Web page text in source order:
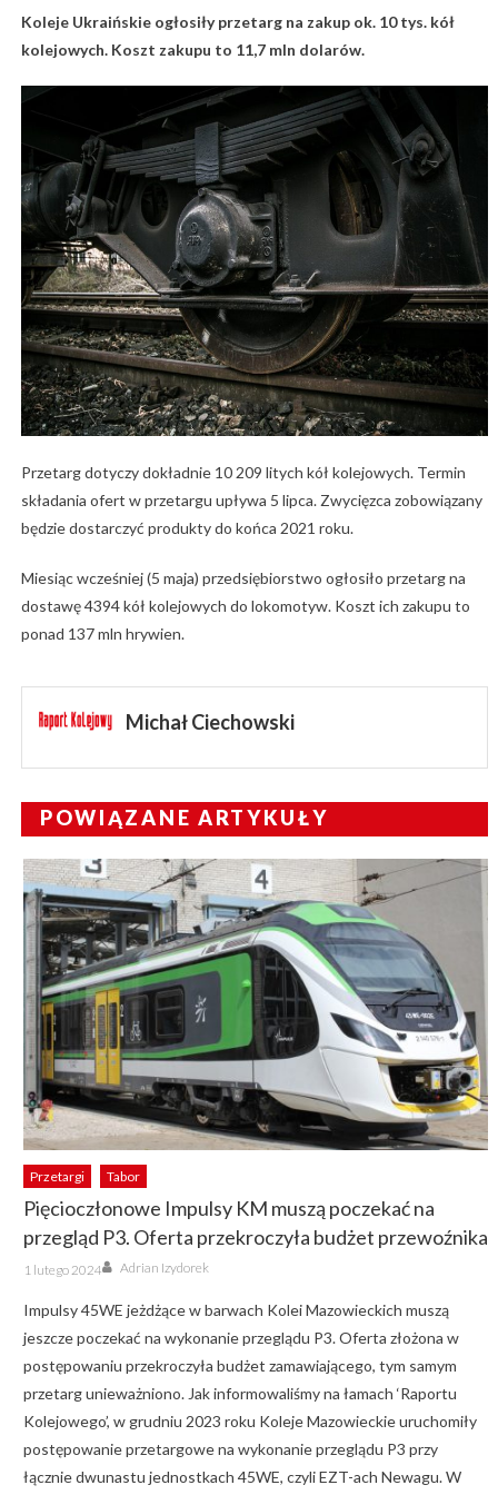
Koleje Ukraińskie ogłosiły przetarg na zakup ok. 10 tys. kół
kolejowych. Koszt zakupu to 11,7 mln dolarów.
Przetarg dotyczy dokładnie 10 209 litych kół kolejowych. Termin
składania ofert w przetargu upływa 5 lipca. Zwycięzca zobowiązany
będzie dostarczyć produkty do końca 2021 roku.
Miesiąc wcześniej (5 maja) przedsiębiorstwo ogłosiło przetarg na
dostawę 4394 kół kolejowych do lokomotyw. Koszt ich zakupu to
ponad 137 mln hrywien.
Michał Ciechowski
POWIĄZANE ARTYKUŁY
Przetargi Tabor
Pięcioczłonowe Impulsy KM muszą poczekać na
przegląd P3. Oferta przekroczyła budżet przewoźnika
Posted
on
1 lutego 2024 Author
Adrian Izydorek
Impulsy 45WE jeżdżące w barwach Kolei Mazowieckich muszą
jeszcze poczekać na wykonanie przeglądu P3. Oferta złożona w
postępowaniu przekroczyła budżet zamawiającego, tym samym
przetarg unieważniono. Jak informowaliśmy na łamach ‘Raportu
Kolejowego’, w grudniu 2023 roku Koleje Mazowieckie uruchomiły
postępowanie przetargowe na wykonanie przeglądu P3 przy
łącznie dwunastu jednostkach 45WE, czyli EZT-ach Newagu. W